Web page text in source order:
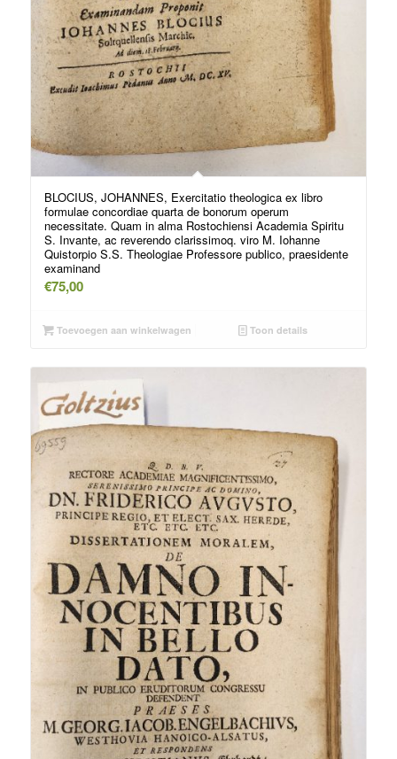
BLOCIUS, JOHANNES, Exercitatio theologica ex libro
formulae concordiae quarta de bonorum operum
necessitate. Quam in alma Rostochiensi Academia Spiritu
S. Invante, ac reverendo clarissimoq. viro M. Iohanne
Quistorpio S.S. Theologiae Professore publico, praesidente
examinand
€75,00
Toevoegen aan winkelwagen Toon details